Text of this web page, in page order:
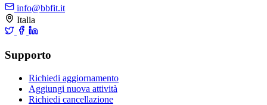
info@bbfit.it
Italia
Supporto
Richiedi aggiornamento
Aggiungi nuova attività
Richiedi cancellazione